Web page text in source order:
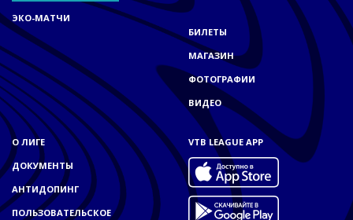
ЭКО-МАТЧИ
БИЛЕТЫ
МАГАЗИН
ФОТОГРАФИИ
ВИДЕО
О ЛИГЕ
ДОКУМЕНТЫ
АНТИДОПИНГ
ПОЛЬЗОВАТЕЛЬСКОЕ
VTB LEAGUE APP